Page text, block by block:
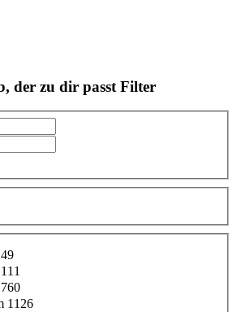
der zu dir passt Filter
49
111
760
1126